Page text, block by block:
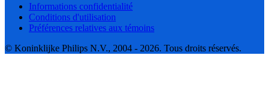
Informations confidentialité
Conditions d'utilisation
Préférences relatives aux témoins
© Koninklijke Philips N.V., 2004 - 2026. Tous droits réservés.